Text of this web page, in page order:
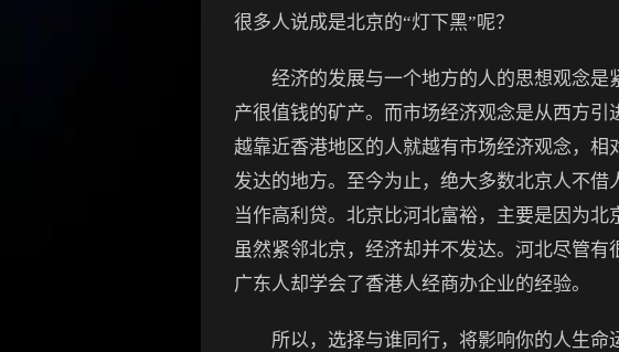
很多人说成是北京的“灯下黑”呢？
经济的发展与一个地方的人的思想观念是
产很值钱的矿产。而市场经济观念是从西方引
越靠近香港地区的人就越有市场经济观念，
发达的地方。至今为止，绝大多数北京人不
当作高利贷。北京比河北富裕，主要是因为
虽然紧邻北京，经济却并不发达。河北尽管有
广东人却学会了香港人经商办企业的经验。
所以，选择与谁同行，将影响你的人生命